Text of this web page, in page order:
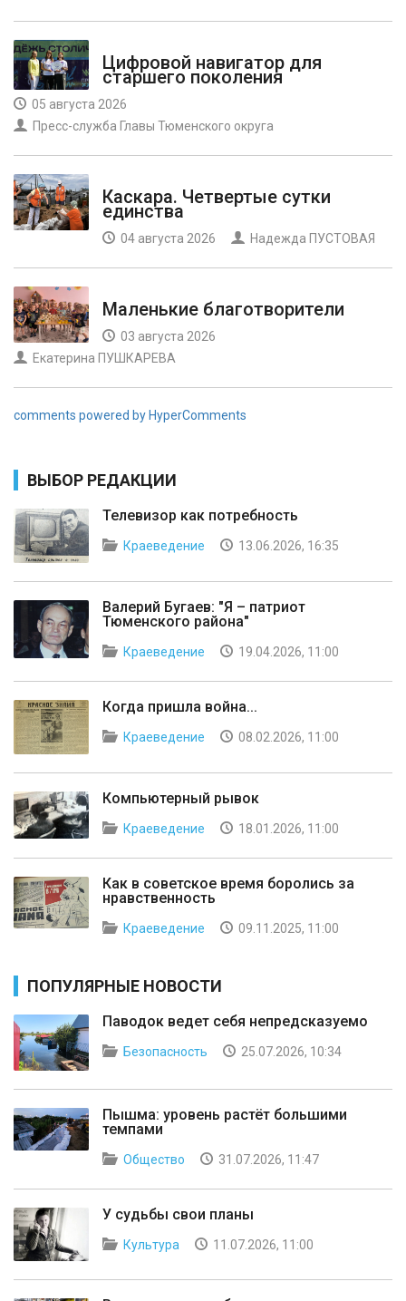
Цифровой навигатор для
старшего поколения
05 августа 2026
Пресс-служба Главы Тюменского округа
Каскара. Четвертые сутки
единства
04 августа 2026 Надежда ПУСТОВАЯ
Маленькие благотворители
03 августа 2026
Екатерина ПУШКАРЕВА
comments powered by HyperComments
ВЫБОР РЕДАКЦИИ
Телевизор как потребность
Краеведение 13.06.2026, 16:35
Валерий Бугаев: "Я – патриот
Тюменского района"
Краеведение 19.04.2026, 11:00
Когда пришла война...
Краеведение 08.02.2026, 11:00
Компьютерный рывок
Краеведение 18.01.2026, 11:00
Как в советское время боролись за
нравственность
Краеведение 09.11.2025, 11:00
ПОПУЛЯРНЫЕ НОВОСТИ
Паводок ведет себя непредсказуемо
Безопасность 25.07.2026, 10:34
Пышма: уровень растёт большими
темпами
Общество 31.07.2026, 11:47
У судьбы свои планы
Культура 11.07.2026, 11:00